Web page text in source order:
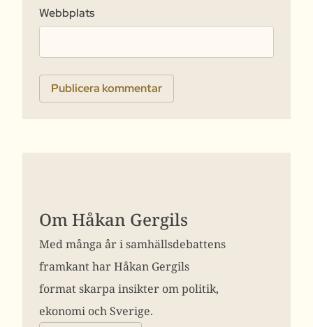
Webbplats
Om Håkan Gergils
Med många år i samhällsdebattens
framkant har Håkan Gergils
format skarpa insikter om politik,
ekonomi och Sverige.